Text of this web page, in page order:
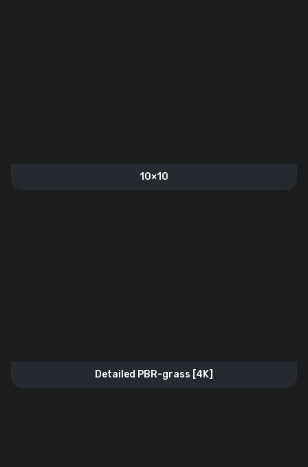
10×10
Detailed PBR-grass [4K]